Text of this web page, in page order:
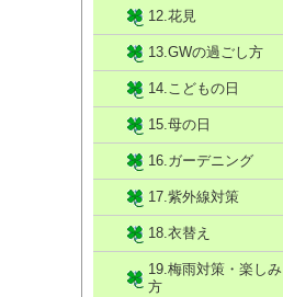
12.花見
13.GWの過ごし方
14.こどもの日
15.母の日
16.ガーデニング
17.紫外線対策
18.衣替え
19.梅雨対策・楽しみ
方